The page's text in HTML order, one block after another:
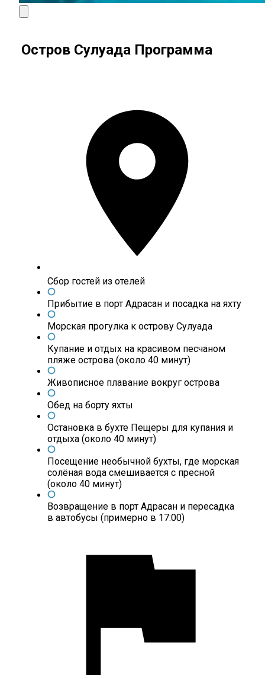
Остров Сулуада Программа
Сбор гостей из отелей
Прибытие в порт Адрасан и посадка на яхту
Морская прогулка к острову Сулуада
Купание и отдых на красивом песчаном
пляже острова (около 40 минут)
Живописное плавание вокруг острова
Обед на борту яхты
Остановка в бухте Пещеры для купания и
отдыха (около 40 минут)
Посещение необычной бухты, где морская
солёная вода смешивается с пресной
(около 40 минут)
Возвращение в порт Адрасан и пересадка
в автобусы (примерно в 17:00)